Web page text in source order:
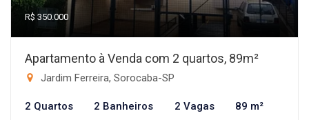
R$ 350.000
Apartamento à Venda com 2 quartos, 89m²
Jardim Ferreira, Sorocaba-SP
2 Quartos 2 Banheiros 2 Vagas 89 m²